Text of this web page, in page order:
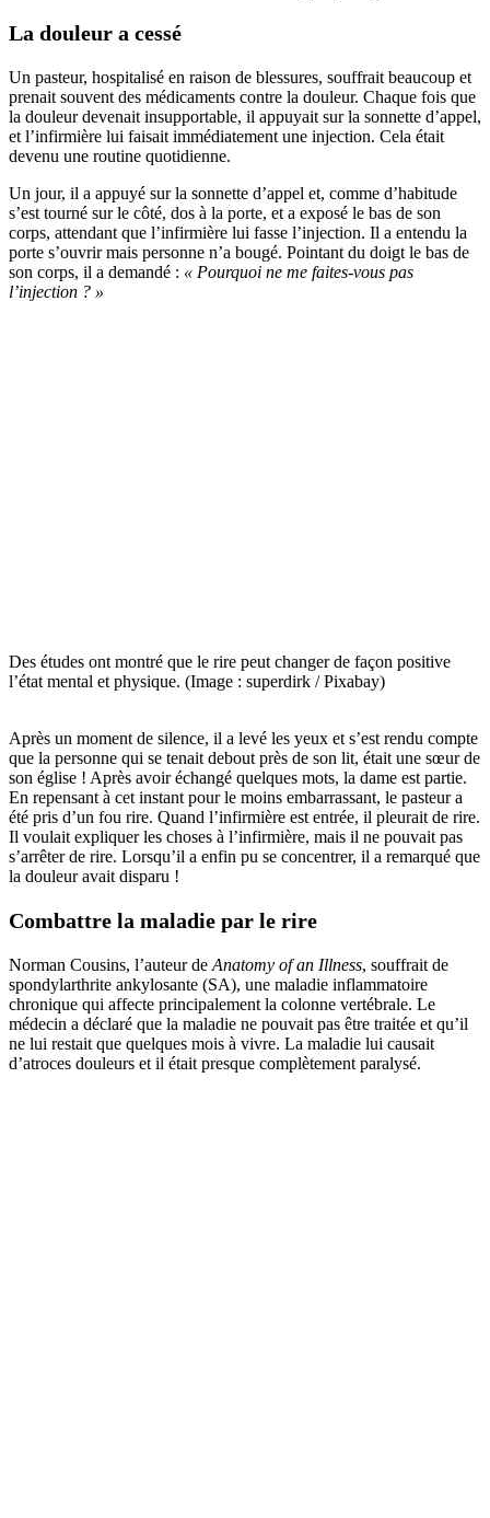
La douleur a cessé
Un pasteur, hospitalisé en raison de blessures, souffrait beaucoup et
prenait souvent des médicaments contre la douleur. Chaque fois que
la douleur devenait insupportable, il appuyait sur la sonnette d’appel,
et l’infirmière lui faisait immédiatement une injection. Cela était
devenu une routine quotidienne.
Un jour, il a appuyé sur la sonnette d’appel et, comme d’habitude
s’est tourné sur le côté, dos à la porte, et a exposé le bas de son
corps, attendant que l’infirmière lui fasse l’injection. Il a entendu la
porte s’ouvrir mais personne n’a bougé. Pointant du doigt le bas de
son corps, il a demandé : « Pourquoi ne me faites-vous pas
l’injection ? »
Des études ont montré que le rire peut changer de façon positive
l’état mental et physique. (Image : superdirk / Pixabay)
Après un moment de silence, il a levé les yeux et s’est rendu compte
que la personne qui se tenait debout près de son lit, était une sœur de
son église ! Après avoir échangé quelques mots, la dame est partie.
En repensant à cet instant pour le moins embarrassant, le pasteur a
été pris d’un fou rire. Quand l’infirmière est entrée, il pleurait de rire.
Il voulait expliquer les choses à l’infirmière, mais il ne pouvait pas
s’arrêter de rire. Lorsqu’il a enfin pu se concentrer, il a remarqué que
la douleur avait disparu !
Combattre la maladie par le rire
Norman Cousins, l’auteur de Anatomy of an Illness, souffrait de
spondylarthrite ankylosante (SA), une maladie inflammatoire
chronique qui affecte principalement la colonne vertébrale. Le
médecin a déclaré que la maladie ne pouvait pas être traitée et qu’il
ne lui restait que quelques mois à vivre. La maladie lui causait
d’atroces douleurs et il était presque complètement paralysé.